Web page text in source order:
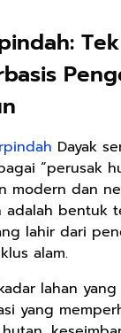
Dayak
“perusak
modern dan
bentuk
lahir dari
alam.
lahan
yang